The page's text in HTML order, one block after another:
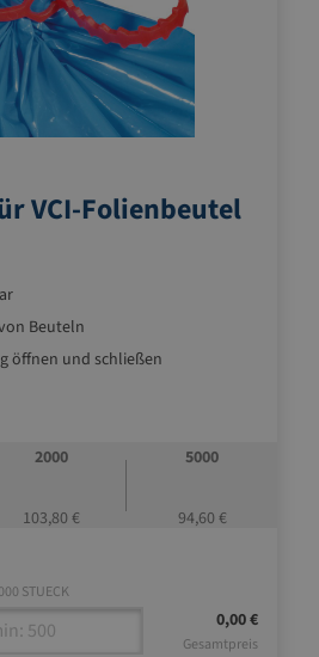
VCI-Folienbeutel
Beuteln
öffnen und schließen
2000
103,80 €
5000
94,60 €
STUECK
0,00 €
Gesamtpreis